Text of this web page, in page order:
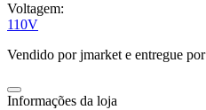
Voltagem:
110V
Vendido porjmarkete entregue por
Informações da loja